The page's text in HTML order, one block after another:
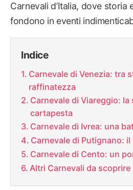
Carnevali d’Italia, dove storia
fondono in eventi
Indice
Carnevale di Venezia: tra
raffinatezza
Carnevale di Viareggio: la
cartapesta
Carnevale di Ivrea: una
Carnevale di Putignano: il
Carnevale di Cento: un
Altri Carnevali da scoprire